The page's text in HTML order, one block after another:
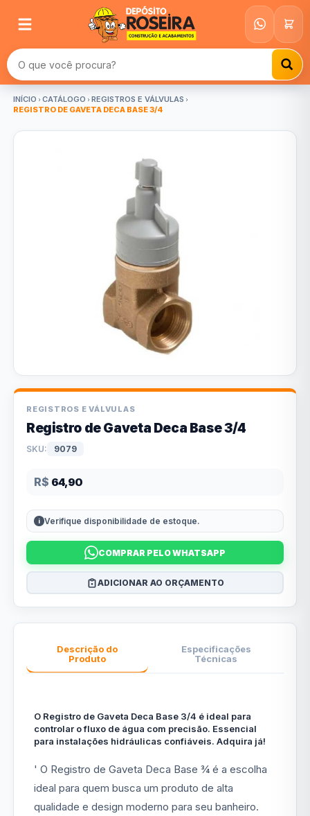
Buscar produtos
INÍCIO CATÁLOGO
REGISTROS E VÁLVULAS
REGISTRO DE GAVETA DECA BASE 3/4
REGISTROS E VÁLVULAS
Registro de Gaveta Deca Base 3/4
SKU: 9079
R$ 64,90
Verifique disponibilidade de estoque.
COMPRAR PELO WHATSAPP
ADICIONAR AO ORÇAMENTO
Descrição do
Produto
Especificações
Técnicas
O Registro de Gaveta Deca Base 3/4 é ideal para
controlar o fluxo de água com precisão. Essencial
para instalações hidráulicas confiáveis. Adquira já!
' O Registro de Gaveta Deca Base ¾ é a escolha
ideal para quem busca um produto de alta
qualidade e design moderno para seu banheiro.